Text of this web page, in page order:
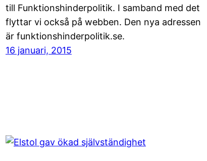
till Funktionshinderpolitik. I samband med det
flyttar vi också på webben. Den nya adressen
är funktionshinderpolitik.se.
16 januari, 2015